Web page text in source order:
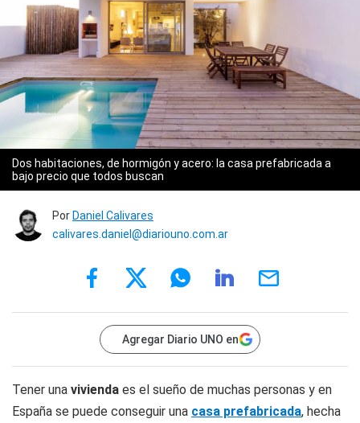
Dos habitaciones, de hormigón y acero: la casa prefabricada a
bajo precio que todos buscan
Por Daniel Calivares
calivares.daniel@diariouno.com.ar
Agregar Diario UNO en
Tener una vivienda es el sueño de muchas personas y en
España se puede conseguir una casa prefabricada, hecha